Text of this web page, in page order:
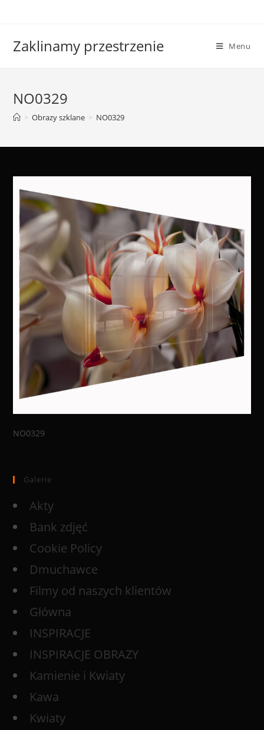
Zaklinamy przestrzenie Menu
NO0329
> Obrazy szklane > NO0329
NO0329
Galerie
Akty
Bank zdjęć
Cookie Policy
Dmuchawce
Filmy od naszych klientów
Główna
INSPIRACJE
INSPIRACJE OBRAZY
Kamienie i Kwiaty
Kawa
Kwiaty